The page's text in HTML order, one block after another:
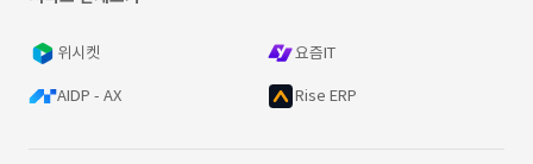
위시켓 요즘IT
AIDP - AX Rise ERP